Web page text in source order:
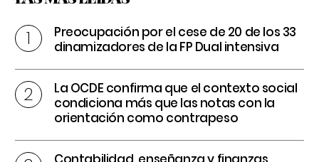
Preocupación por el cese de 20 de los 33
dinamizadores de la FP Dual intensiva
La OCDE confirma que el contexto social
condiciona más que las notas con la
orientación como contrapeso